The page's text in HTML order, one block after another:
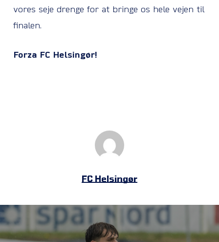
vores seje drenge for at bringe os hele vejen til
finalen.
Forza FC Helsingør!
FC Helsingør